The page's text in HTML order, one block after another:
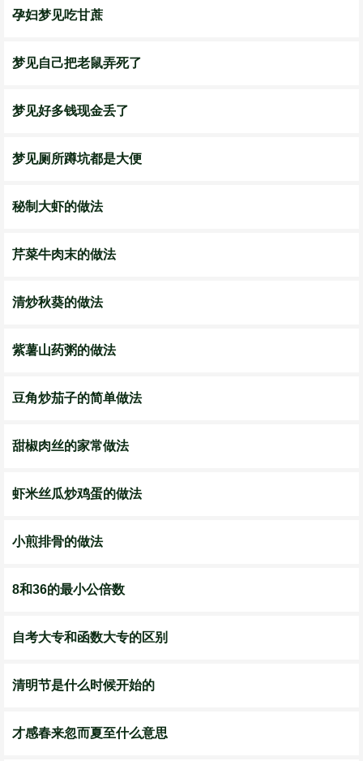
孕妇梦见吃甘蔗
梦见自己把老鼠弄死了
梦见好多钱现金丢了
梦见厕所蹲坑都是大便
秘制大虾的做法
芹菜牛肉末的做法
清炒秋葵的做法
紫薯山药粥的做法
豆角炒茄子的简单做法
甜椒肉丝的家常做法
虾米丝瓜炒鸡蛋的做法
小煎排骨的做法
8和36的最小公倍数
自考大专和函数大专的区别
清明节是什么时候开始的
才感春来忽而夏至什么意思